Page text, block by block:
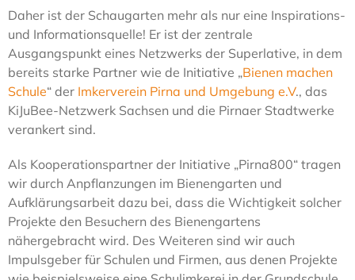
Daher ist der Schaugarten mehr als nur eine Inspirations-
und Informationsquelle! Er ist der zentrale
Ausgangspunkt eines Netzwerks der Superlative, in dem
bereits starke Partner wie de Initiative „Bienen machen
Schule“ der Imkerverein Pirna und Umgebung e.V., das
KiJuBee-Netzwerk Sachsen und die Pirnaer Stadtwerke
verankert sind.
Als Kooperationspartner der Initiative „Pirna800“ tragen
wir durch Anpflanzungen im Bienengarten und
Aufklärungsarbeit dazu bei, dass die Wichtigkeit solcher
Projekte den Besuchern des Bienengartens
nähergebracht wird. Des Weiteren sind wir auch
Impulsgeber für Schulen und Firmen, aus denen Projekte